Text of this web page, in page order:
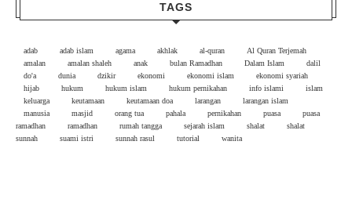
TAGS
adab adab islam agama akhlak al-quran
Al Quran Terjemah
amalan
amalan shaleh anak bulan Ramadhan Dalam Islam
dalil
do'a
dunia dzikir ekonomi ekonomi islam
ekonomi syariah
hijab
hukum hukum islam hukum pernikahan info islami
islam
keluarga
keutamaan keutamaan doa larangan
larangan islam
manusia
masjid orang tua pahala pernikahan puasa
puasa
ramadhan
ramadhan rumah tangga sejarah islam shalat
shalat
sunnah
suami istri sunnah rasul tutorial wanita